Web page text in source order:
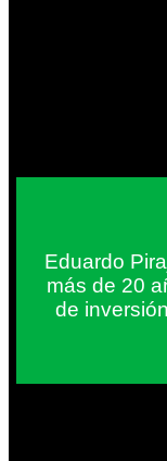
Eduardo
más de 20
de